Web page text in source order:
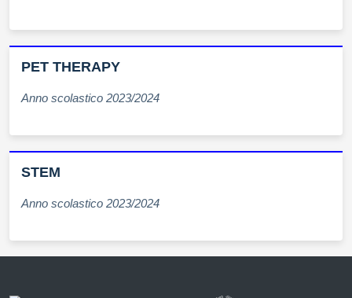
PET THERAPY
Anno scolastico 2023/2024
STEM
Anno scolastico 2023/2024